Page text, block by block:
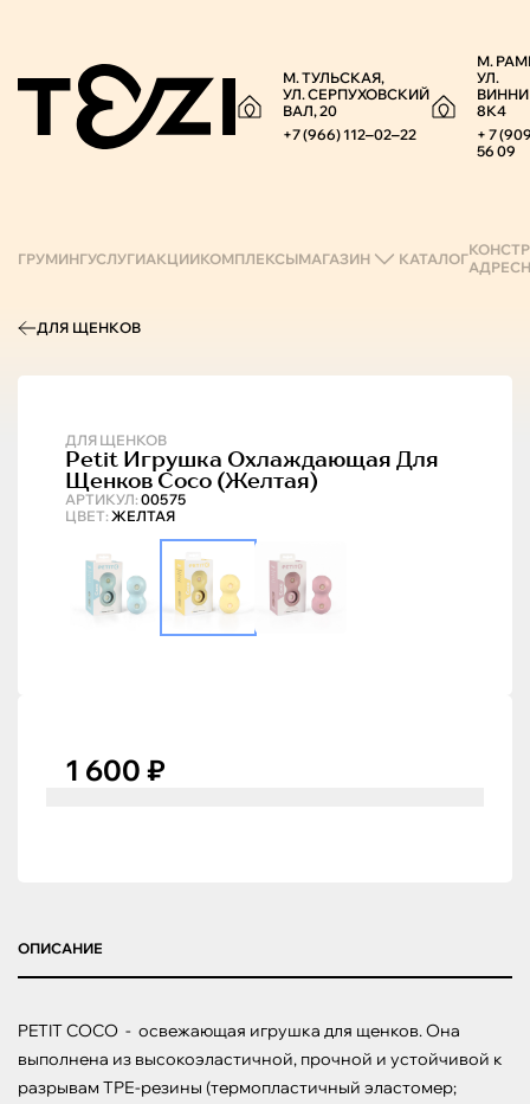
М. ТУЛЬСКАЯ,
УЛ. СЕРПУХОВСКИЙ
ВАЛ, 20
+7 (966) 112‒02‒22
М.
УЛ.
8К4
+ 7
56 09
ГРУМИНГУСЛУГИАКЦИИКОМПЛЕКСЫМАГАЗИН КАТАЛОГ
ДЛЯ ЩЕНКОВ
ДЛЯ ЩЕНКОВ
АРТИКУЛ: 00575
Petit Игрушка Охлаждающая Для
Щенков Coco (желтая)
ЦВЕТ: ЖЕЛТАЯ
1 600 ₽
ОПИСАНИЕ
PETIT COCO  -  освежающая игрушка для щенков. Она
выполнена из высокоэластичной, прочной и устойчивой к
разрывам ТРЕ-резины (термопластичный эластомер;